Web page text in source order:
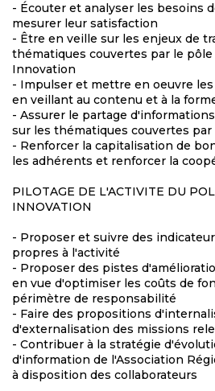
- Écouter et analyser les besoins
mesurer leur satisfaction
- Être en veille sur les enjeux de
thématiques couvertes par le
Innovation
- Impulser et mettre en oeuvre
en veillant au contenu et à la
- Assurer le partage
sur les thématiques couvertes par
- Renforcer la capitalisation de
les adhérents et renforcer la
PILOTAGE DE L'ACTIVITE DU
INNOVATION
- Proposer et suivre des
propres à l'activité
- Proposer des pistes
en vue d'optimiser les coûts de
périmètre de responsabilité
- Faire des propositions
d'externalisation des missions
- Contribuer à la stratégie
d'information de l'Association
à disposition des collaborateurs